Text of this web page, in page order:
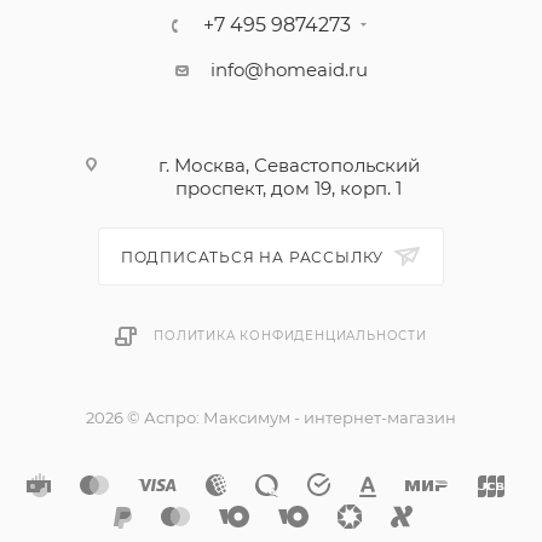
для сэндвичей входит в комплект поставки.
+7 495 9874273
info@homeaid.ru
г. Москва, Севастопольский
проспект, дом 19, корп. 1
ПОДПИСАТЬСЯ НА РАССЫЛКУ
ПОЛИТИКА КОНФИДЕНЦИАЛЬНОСТИ
2026 © Аспро: Максимум - интернет-магазин